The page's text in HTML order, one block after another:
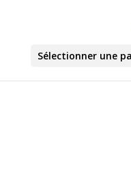
Sélectionner une